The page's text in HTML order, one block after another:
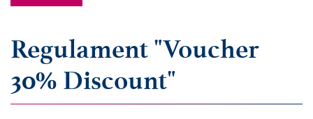
Regulament "Voucher
30% Discount"